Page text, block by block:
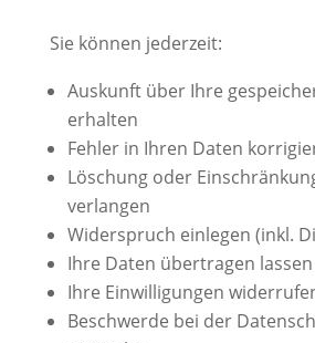
Sie können jederzeit:
Auskunft über Ihre
erhalten
Fehler in Ihren Daten
Löschung oder
verlangen
Widerspruch einlegen (inkl.
Ihre Daten übertragen lassen
Ihre Einwilligungen
Beschwerde bei der